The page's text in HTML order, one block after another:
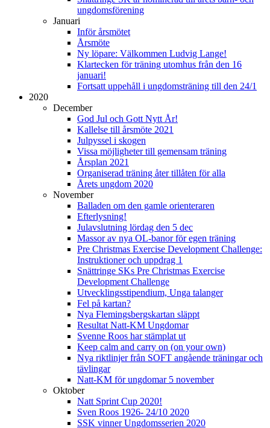
ungdomsförening
Januari
Inför årsmötet
Årsmöte
Ny löpare: Välkommen Ludvig Lange!
Klartecken för träning utomhus från den 16
januari!
Fortsatt uppehåll i ungdomsträning till den 24/1
2020
December
God Jul och Gott Nytt År!
Kallelse till årsmöte 2021
Julpyssel i skogen
Vissa möjligheter till gemensam träning
Årsplan 2021
Organiserad träning åter tillåten för alla
Årets ungdom 2020
November
Balladen om den gamle orienteraren
Efterlysning!
Julavslutning lördag den 5 dec
Massor av nya OL-banor för egen träning
Pre Christmas Exercise Development Challenge:
Instruktioner och uppdrag 1
Snättringe SKs Pre Christmas Exercise
Development Challenge
Utvecklingsstipendium, Unga talanger
Fel på kartan?
Nya Flemingsbergskartan släppt
Resultat Natt-KM Ungdomar
Svenne Roos har stämplat ut
Keep calm and carry on (on your own)
Nya riktlinjer från SOFT angående träningar och
tävlingar
Natt-KM för ungdomar 5 november
Oktober
Natt Sprint Cup 2020!
Sven Roos 1926- 24/10 2020
SSK vinner Ungdomsserien 2020